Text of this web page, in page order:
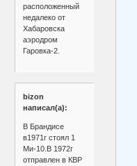
расположенный
недалеко от
Хабаровска
аэродром
Гаровка-2.
bizon
написал(а):
В Брандисе
в1971г стоял 1
Ми-10.В 1972г
отправлен в КВР